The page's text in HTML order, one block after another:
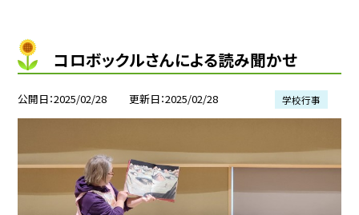
コロボックルさんによる読み聞かせ
公開日 2025/02/28 更新日 2025/02/28 学校行事